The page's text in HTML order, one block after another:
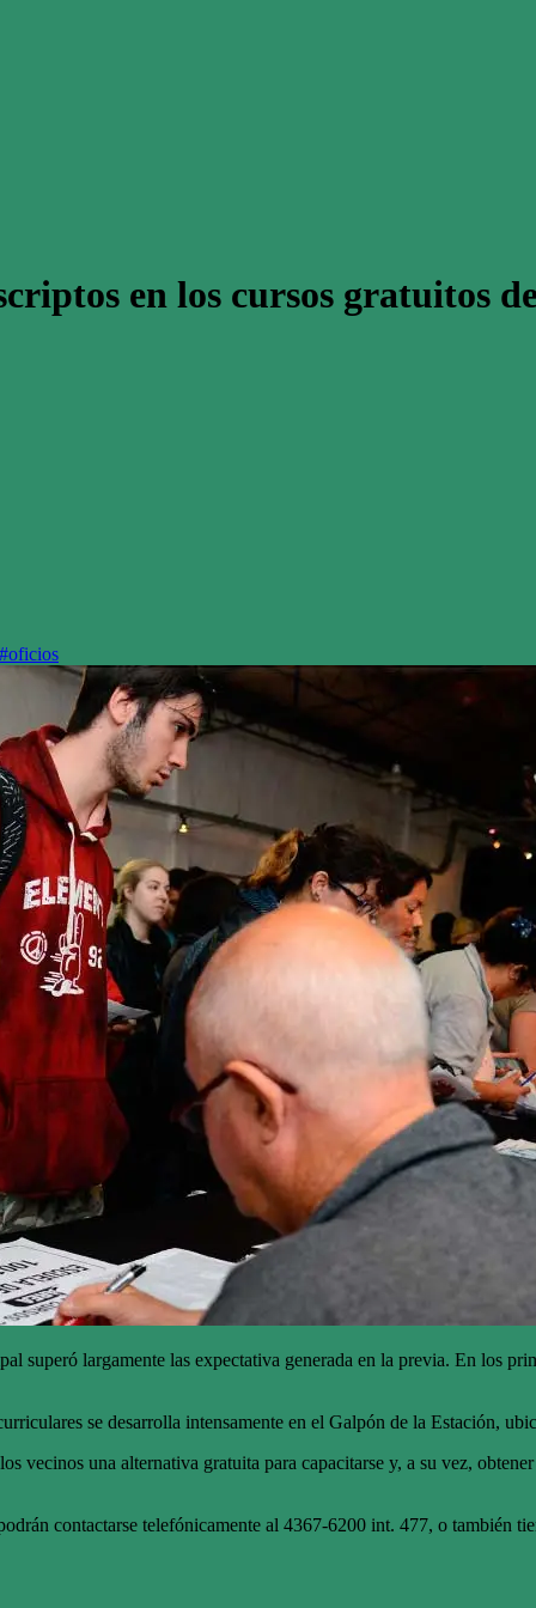
en los cursos gratuitos
#oficios
superó largamente las expectativa generada en la previa. En los
se desarrolla intensamente en el Galpón de la Estación,
vecinos una alternativa gratuita para capacitarse y, a su vez,
contactarse telefónicamente al 4367-6200 int. 477, o también